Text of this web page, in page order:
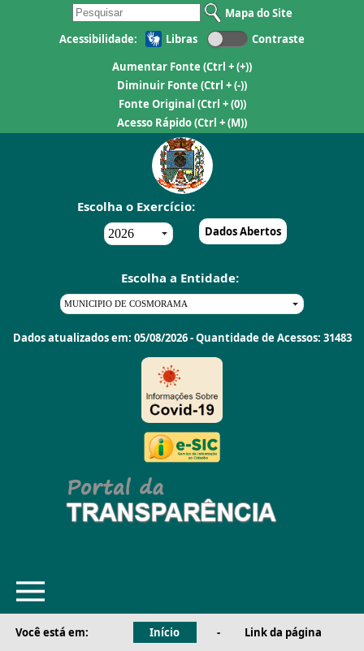
Mapa do Site
Acessibilidade:
Libras
Contraste
Aumentar Fonte (Ctrl + (+))
Diminuir Fonte (Ctrl + (-))
Fonte Original (Ctrl + (0))
Acesso Rápido(Ctrl + (M))
Escolha o Exercício:
Dados Abertos
Escolha a Entidade:
Dados atualizados em: 05/08/2026 - Quantidade de Acessos: 31483
Você está em: Início - Link da página